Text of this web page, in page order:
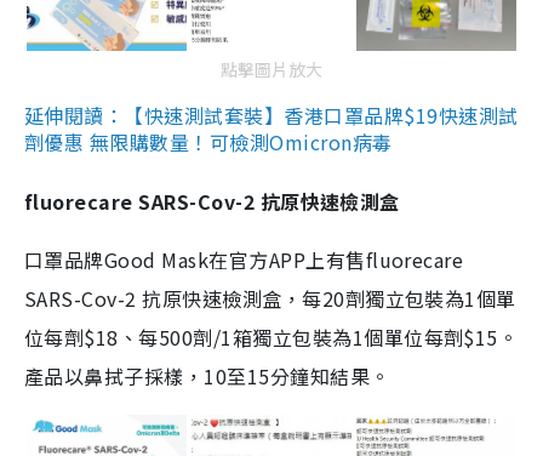
點擊圖片放大
延伸閱讀：【快速測試套裝】香港口罩品牌$19快速測試
劑優惠 無限購數量！可檢測Omicron病毒
fluorecare SARS-Cov-2 抗原快速檢測盒
口罩品牌Good Mask在官方APP上有售fluorecare
SARS-Cov-2 抗原快速檢測盒，每20劑獨立包裝為1個單
位每劑$18、每500劑/1箱獨立包裝為1個單位每劑$15。
產品以鼻拭子採樣，10至15分鐘知結果。